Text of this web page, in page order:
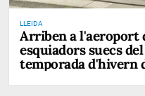
LLEIDA
Arriben a l'aeroport
esquiadors suecs
temporada d'hivern